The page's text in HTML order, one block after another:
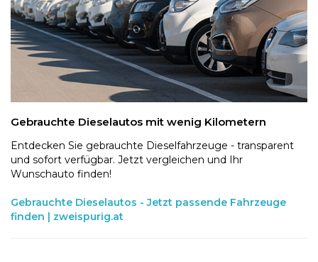
Gebrauchte Dieselautos mit wenig Kilometern
Entdecken Sie gebrauchte Dieselfahrzeuge - transparent
und sofort verfügbar. Jetzt vergleichen und Ihr
Wunschauto finden!
Gebrauchte Dieselautos - Jetzt passende Fahrzeuge
finden | zweispurig.at